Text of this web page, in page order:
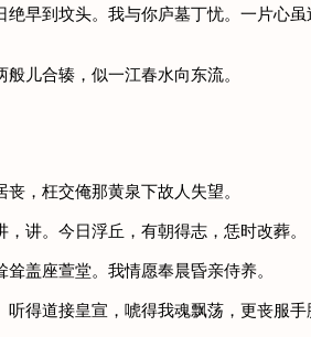
早到坟头。我与你庐墓丁忧。一片心
儿合辏，似一江春水向东流。
，枉交俺那黄泉下故人失望。
讲。今日浮丘，有朝得志，恁时改葬。
盖座萱堂。我情愿奉晨昏亲侍养。
得道接皇宣，唬得我魂飘荡，更丧服